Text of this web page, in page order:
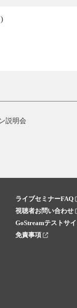
説明会
ライブセミナーFAQ
視聴者お問い合わせ
GoStreamテストサイ
免責事項